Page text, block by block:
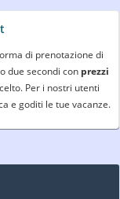
di prenotazione di
due secondi con prezzi
Per i nostri utenti
e goditi le tue vacanze.